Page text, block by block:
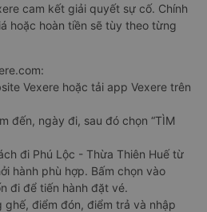
cam kết giải quyết sự cố. Chính
hoặc hoàn tiền sẽ tùy theo từng
Vexere hoặc tải app Vexere trên
đến, ngày đi, sau đó chọn “TÌM
đi Phú Lộc - Thừa Thiên Huế từ
hành phù hợp. Bấm chọn vào
đi để tiến hành đặt vé.
điểm đón, điểm trả và nhập